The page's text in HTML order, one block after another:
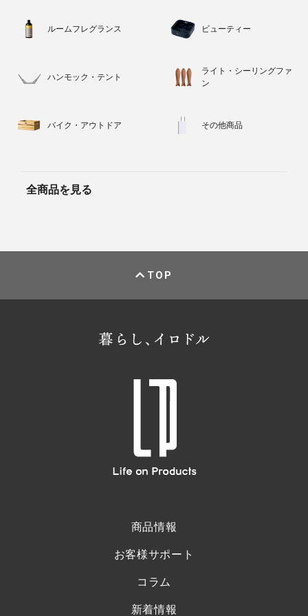
ルームフレグランス ビューティー
ハンモック・テント
ライト・シーリングファ
ン
バイク・アウトドア その他商品
全商品を見る
TOP
商品情報
お客様サポート
コラム
新着情報